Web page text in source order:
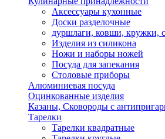
Аксессуары кухонные
Доски разделочные
дуршлаги, ковши, кружки,
Изделия из силикона
Ножи и наборы ножей
Посуда для запекания
Столовые приборы
Алюминиевая посуда
Оцинкованные изделия
Казаны, Сковороды с
Тарелки
Тарелки квадратные